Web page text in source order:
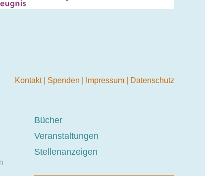
Kontakt Spenden Impressum Datenschutz
Bücher
Veranstaltungen
Stellenanzeigen